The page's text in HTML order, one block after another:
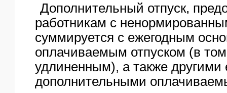
Дополнительный отпуск,
работникам с
суммируется с ежегодным
оплачиваемым отпуском (в
удлиненным), а также другими
дополнительными